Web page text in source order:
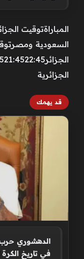
المباراةتوقيت
السعودية
الجزائرية
قد يهمك
الدهشوري حرب
في تاريخ